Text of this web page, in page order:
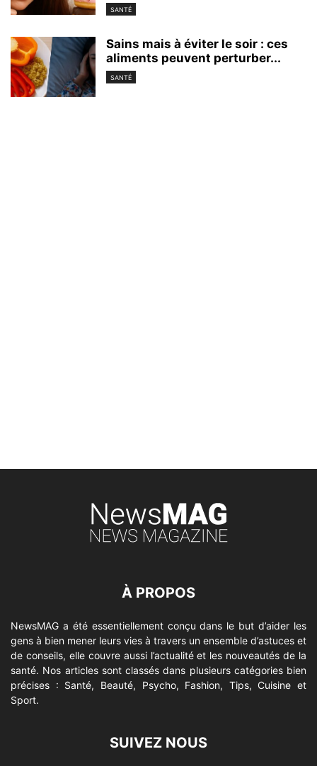
SANTÉ
Sains mais à éviter le soir : ces
aliments peuvent perturber...
SANTÉ
À PROPOS
NewsMAG a été essentiellement conçu dans le but d’aider les
gens à bien mener leurs vies à travers un ensemble d’astuces et
de conseils, elle couvre aussi l’actualité et les nouveautés de la
santé. Nos articles sont classés dans plusieurs catégories bien
précises : Santé, Beauté, Psycho, Fashion, Tips, Cuisine et
Sport.
SUIVEZ NOUS